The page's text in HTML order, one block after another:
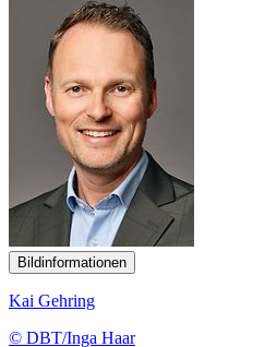
Bildinformationen
Kai Gehring
© DBT/Inga Haar